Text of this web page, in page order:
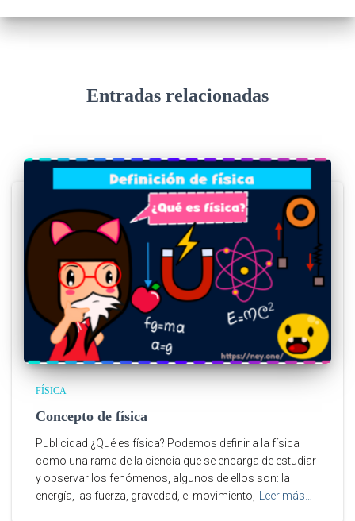
Entradas relacionadas
FÍSICA
Concepto de física
Publicidad ¿Qué es física? Podemos definir a la física
como una rama de la ciencia que se encarga de estudiar
y observar los fenómenos, algunos de ellos son: la
energía, las fuerza, gravedad, el movimiento,
Leer más…